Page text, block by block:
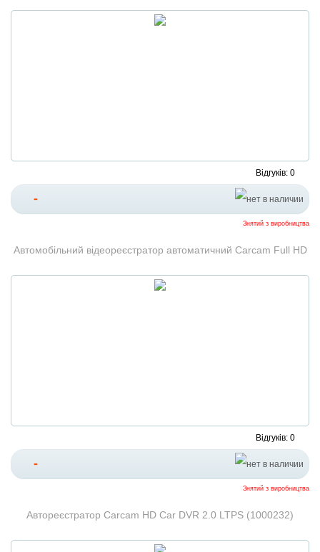
Відгуків: 0
-
Знятий з виробництва
Автомобільний відеореєстратор автоматичний Carcam Full HD
Відгуків: 0
-
Знятий з виробництва
Автореєстратор Carcam HD Car DVR 2.0 LTPS (1000232)